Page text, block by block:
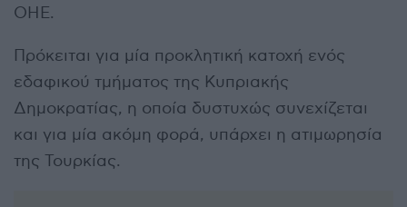
ΟΗΕ.
Πρόκειται για μία προκλητική κατοχή ενός
εδαφικού τμήματος της Κυπριακής
Δημοκρατίας, η οποία δυστυχώς συνεχίζεται
και για μία ακόμη φορά, υπάρχει η ατιμωρησία
της Τουρκίας.